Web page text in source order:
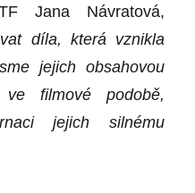
Jana Návratová,
díla, která vznikla
jejich obsahovou
filmové podobě,
jejich silnému